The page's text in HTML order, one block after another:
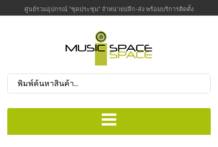
ศูนย์รวมอุปกรณ์ "ชุดประชุม" จำหน่ายปลีก-ส่ง พร้อมบริการติดตั้ง